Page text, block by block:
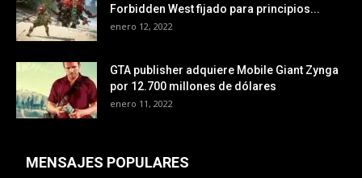
Forbidden West fijado para principios...
enero 12, 2022
GTA publisher adquiere Mobile Giant Zynga
por 12.700 millones de dólares
enero 11, 2022
MENSAJES POPULARES